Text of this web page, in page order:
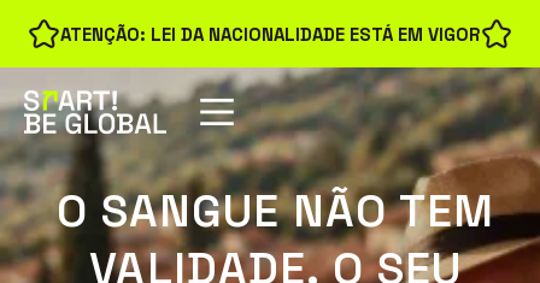
ATENÇÃO: LEI DA NACIONALIDADE ESTÁ EM VIGOR
O SANGUE NÃO TEM
VALIDADE. O SEU